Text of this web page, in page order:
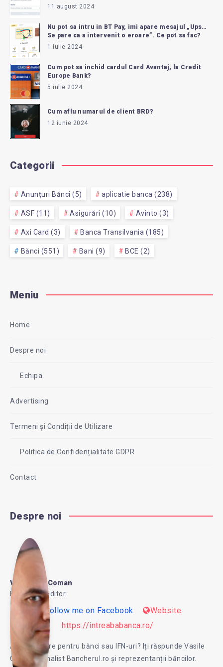
11 august 2024
Nu pot sa intru in BT Pay, imi apare mesajul „Ups…
Se pare ca a intervenit o eroare”. Ce pot sa fac?
1 iulie 2024
Cum pot sa inchid cardul Card Avantaj, la Credit
Europe Bank?
5 iulie 2024
Cum aflu numarul de client BRD?
12 iunie 2024
Categorii
Anunțuri Bănci (5) aplicatie banca (238)
ASF (11) Asigurări (10) Avinto (3)
Axi Card (3) Banca Transilvania (185)
Bănci (551) Bani (9) BCE (2)
Meniu
Home
Despre noi
Echipa
Advertising
Termeni și Condiții de Utilizare
Politica de Confidențialitate GDPR
Contact
Despre noi
Vasi
le
Pop
Co
Vasile Pop Coman
Founder & Editor
Follow me on Facebook
Website:
https://intreababanca.ro/
Ai o intrebare pentru bănci sau IFN-uri? Iți răspunde Vasile
Coman, jurnalist Bancherul.ro și reprezentanții băncilor.